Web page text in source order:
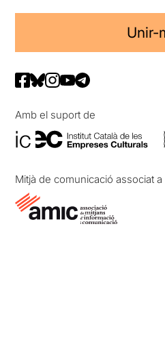
Unir-
Amb el suport de
Mitjà de comunicació associat a